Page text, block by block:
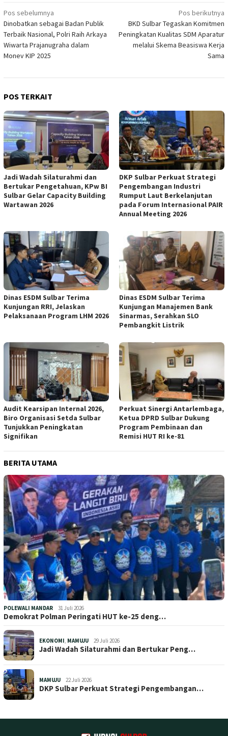
Navigasi
pos
Pos sebelumnya
Dinobatkan sebagai Badan Publik
Terbaik Nasional, Polri Raih Arkaya
Wiwarta Prajanugraha dalam
Monev KIP 2025
Pos berikutnya
BKD Sulbar Tegaskan Komitmen
Peningkatan Kualitas SDM Aparatur
melalui Skema Beasiswa Kerja
Sama
POS TERKAIT
Jadi Wadah Silaturahmi dan
Bertukar Pengetahuan, KPw BI
Sulbar Gelar Capacity Building
Wartawan 2026
DKP Sulbar Perkuat Strategi
Pengembangan Industri
Rumput Laut Berkelanjutan
pada Forum Internasional PAIR
Annual Meeting 2026
Dinas ESDM Sulbar Terima
Kunjungan RRI, Jelaskan
Pelaksanaan Program LHM 2026
Dinas ESDM Sulbar Terima
Kunjungan Manajemen Bank
Sinarmas, Serahkan SLO
Pembangkit Listrik
Audit Kearsipan Internal 2026,
Biro Organisasi Setda Sulbar
Tunjukkan Peningkatan
Signifikan
Perkuat Sinergi Antarlembaga,
Ketua DPRD Sulbar Dukung
Program Pembinaan dan
Remisi HUT RI ke-81
BERITA UTAMA
POLEWALI MANDAR 31 Juli 2026
Demokrat Polman Peringati HUT ke-25 deng…
EKONOMI, MAMUJU 29 Juli 2026
Jadi Wadah Silaturahmi dan Bertukar Peng…
MAMUJU 22 Juli 2026
DKP Sulbar Perkuat Strategi Pengembangan…